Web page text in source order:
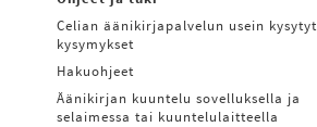
Celian äänikirjapalvelun usein kysytyt
kysymykset
Hakuohjeet
Äänikirjan kuuntelu sovelluksella ja
selaimessa tai kuuntelulaitteella